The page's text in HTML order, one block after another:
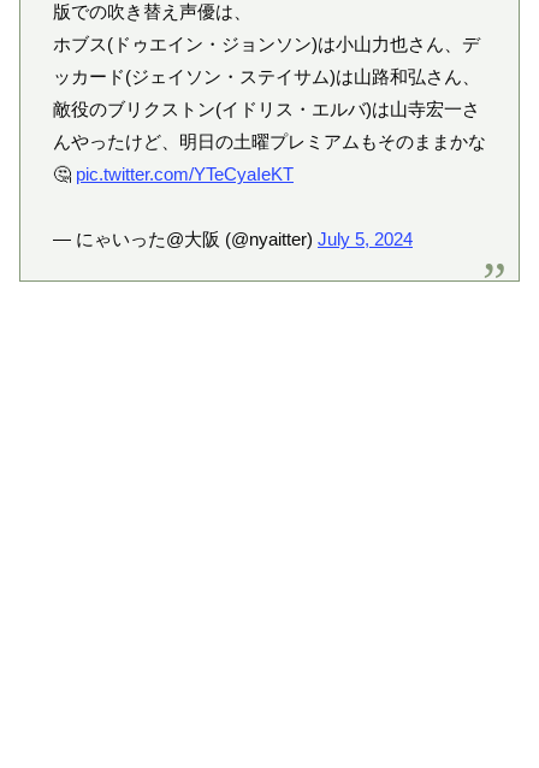
版での吹き替え声優は、
ホブス(ドゥエイン・ジョンソン)は小山力也さん、デ
ッカード(ジェイソン・ステイサム)は山路和弘さん、
敵役のブリクストン(イドリス・エルバ)は山寺宏一さ
んやったけど、明日の土曜プレミアムもそのままかな
🤔 pic.twitter.com/YTeCyaIeKT
— にゃいった@大阪 (@nyaitter) July 5, 2024